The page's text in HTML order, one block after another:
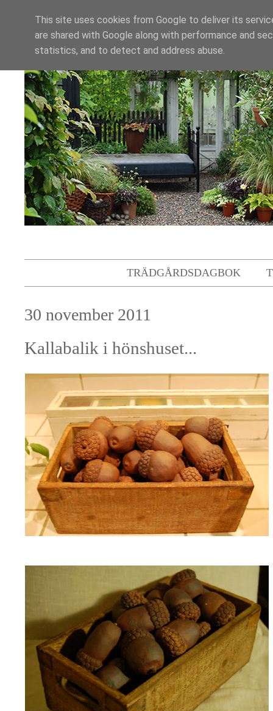
TRÄDGÅRDSDAGBOK
30 november 2011
Kallabalik i hönshuset...
This site uses cookies from Google to deliver its
are shared with Google along with performance and
statistics, and to detect and address abuse.